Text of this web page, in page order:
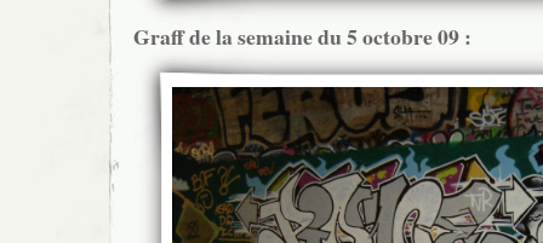
Graff de la semaine du 5 octobre 09 :